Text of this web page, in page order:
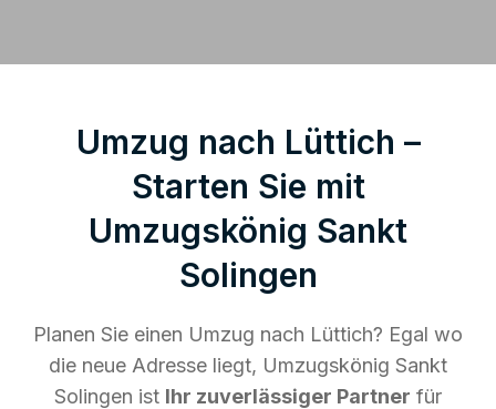
Umzug nach Lüttich –
Starten Sie mit
Umzugskönig Sankt
Solingen
Planen Sie einen Umzug nach Lüttich? Egal wo
die neue Adresse liegt, Umzugskönig Sankt
Solingen ist Ihr zuverlässiger Partner für